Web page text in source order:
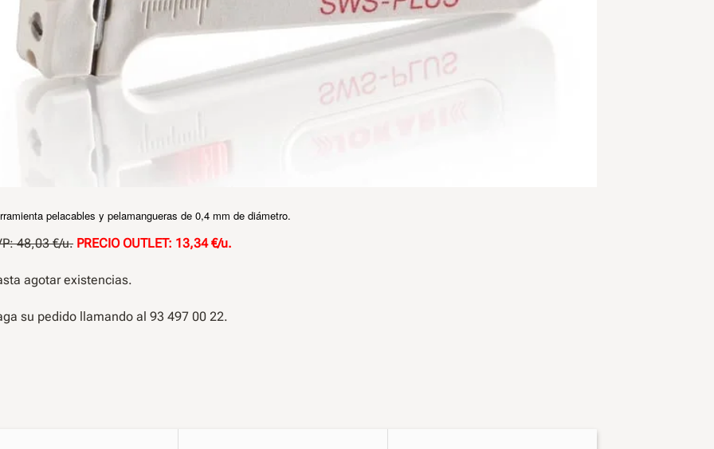
pelacables y pelamangueras de 0,4 mm de diámetro.
48,03 €/u. PRECIO OUTLET: 13,34 €/u.
agotar existencias.
su pedido llamando al 93 497 00 22.